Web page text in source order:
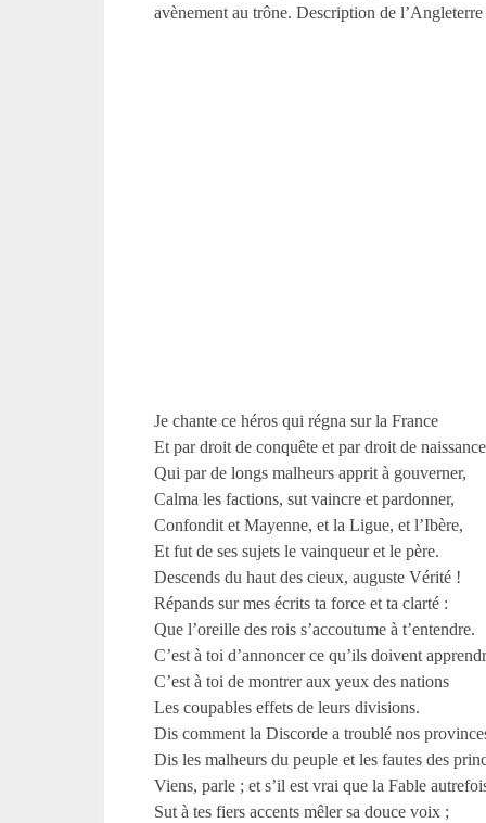
avènement au trône. Description de
Je chante ce héros qui régna sur la France
Et par droit de conquête et par droit de
Qui par de longs malheurs apprit à gouverner,
Calma les factions, sut vaincre et pardonner,
Confondit et Mayenne, et la Ligue, et l’Ibère,
Et fut de ses sujets le vainqueur et le père.
Descends du haut des cieux, auguste Vérité !
Répands sur mes écrits ta force et ta clarté :
Que l’oreille des rois s’accoutume à t’entendre.
C’est à toi d’annoncer ce qu’ils doivent
C’est à toi de montrer aux yeux des nations
Les coupables effets de leurs divisions.
Dis comment la Discorde a troublé nos
Dis les malheurs du peuple et les fautes des
Viens, parle ; et s’il est vrai que la Fable
Sut à tes fiers accents mêler sa douce voix ;